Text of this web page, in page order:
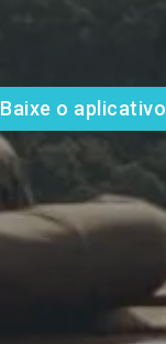
Baixe o aplicativo